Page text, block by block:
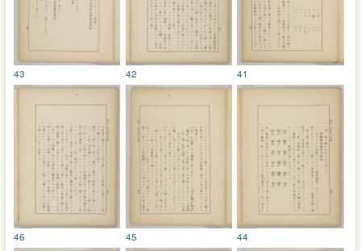
41
42
43
44
45
46